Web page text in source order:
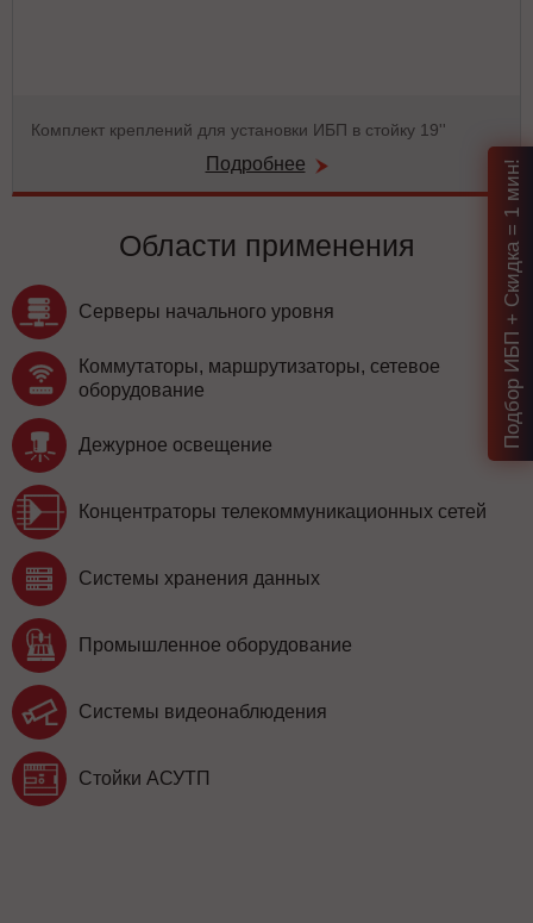
Комплект креплений для установки ИБП в стойку 19''
Подробнее
Области применения
Серверы начального уровня
Коммутаторы, маршрутизаторы, сетевое
оборудование
Дежурное освещение
Концентраторы телекоммуникационных сетей
Системы хранения данных
Промышленное оборудование
Системы видеонаблюдения
Стойки АСУТП
Подбор ИБП + Скидка = 1 мин!